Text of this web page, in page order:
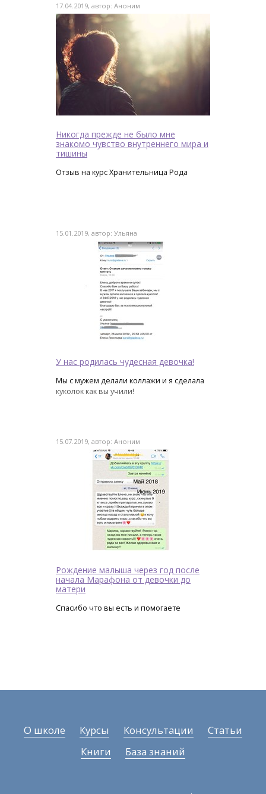
17.04.2019, автор: Аноним
Никогда прежде не было мне
знакомо чувство внутреннего мира и
тишины
Отзыв на курс Хранительница Рода
15.01.2019, автор: Ульяна
У нас родилась чудесная девочка!
Мы с мужем делали коллажи и я сделала
куколок как вы учили!
15.07.2019, автор: Аноним
Рождение малыша через год после
начала Марафона от девочки до
матери
Спасибо что вы есть и помогаете
О школе Курсы Консультации
Статьи
Книги
База знаний